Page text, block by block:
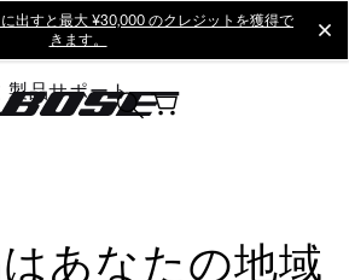
に出すと最大 ¥30,000 のクレジットを獲得で
きます。
製品サポート
あなたの地域